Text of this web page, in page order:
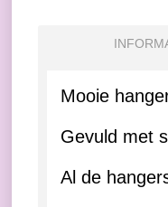
Mooie
Gevuld met
Al de